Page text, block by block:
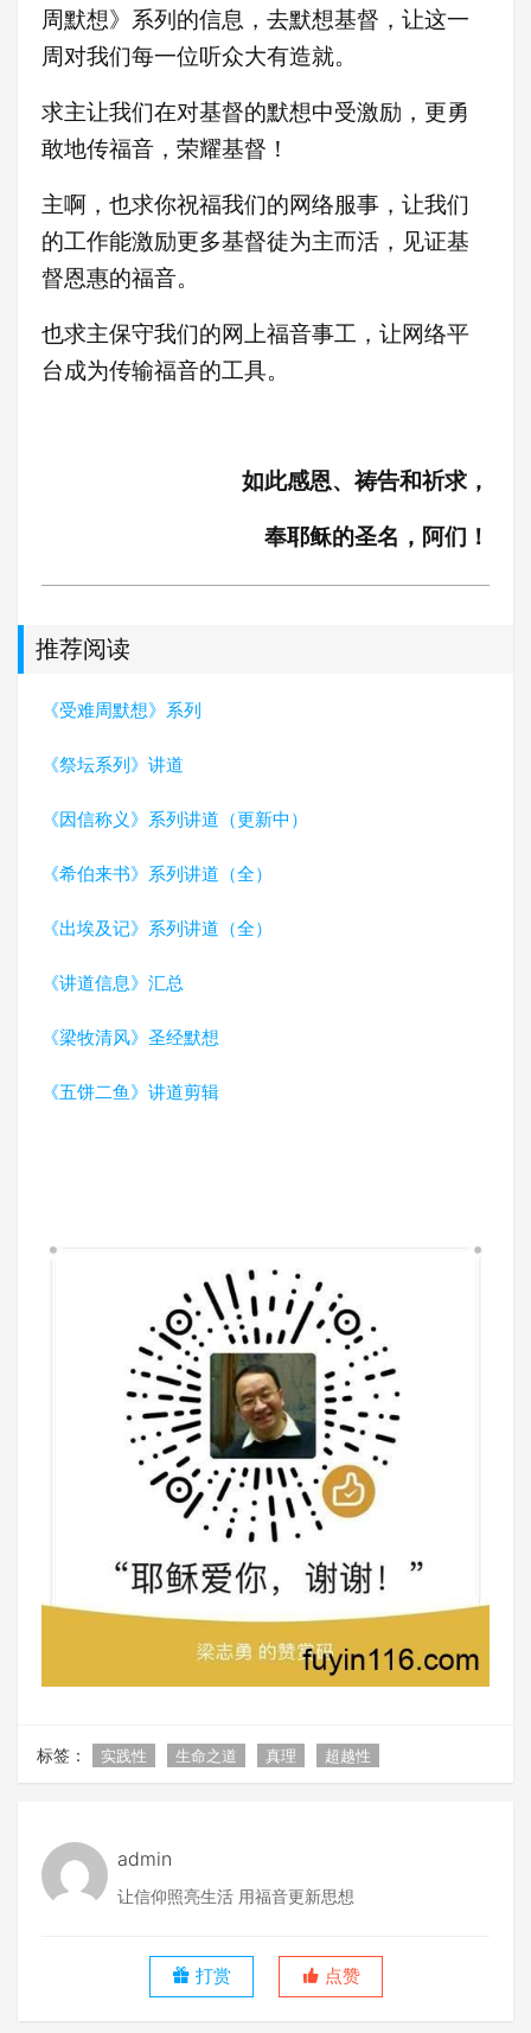
周默想》系列的信息，去默想基督，让这一
周对我们每一位听众大有造就。
求主让我们在对基督的默想中受激励，更勇
敢地传福音，荣耀基督！
主啊，也求你祝福我们的网络服事，让我们
的工作能激励更多基督徒为主而活，见证基
督恩惠的福音。
也求主保守我们的网上福音事工，让网络平
台成为传输福音的工具。
如此感恩、祷告和祈求，
奉耶稣的圣名，阿们！
推荐阅读
《受难周默想》系列
《祭坛系列》讲道
《因信称义》系列讲道（更新中）
《希伯来书》系列讲道（全）
《出埃及记》系列讲道（全）
《讲道信息》汇总
《梁牧清风》圣经默想
《五饼二鱼》讲道剪辑
标签： 实践性 生命之道 真理 超越性
admin
让信仰照亮生活 用福音更新思想
打赏 点赞